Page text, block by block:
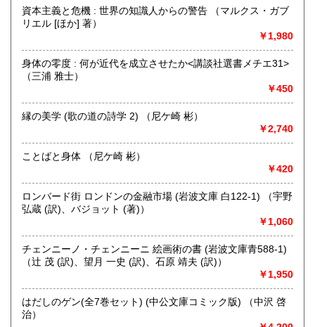
にお問い合わせください。出張費は、無料です。
哲学宗教、歴史、社会科学、自然科学、美術工芸、趣味、外
国書、サブカルチャー、古書一般（その他）
オールジャンル
資本主義と危機 : 世界の知識人からの警告 （マルクス・ガブ
リエル [ほか] 著）
￥1,980
身体の零度 : 何が近代を成立させたか<講談社選書メチエ31>
（三浦 雅士）
￥450
縁の美学 (歌の道の詩学 2) （尼ケ崎 彬）
￥2,740
ことばと身体 （尼ケ崎 彬）
￥420
ロンバード街 ロンドンの金融市場 (岩波文庫 白122-1) （宇野
弘蔵 (訳)、バジョット (著)）
￥1,060
チェンニーノ・チェンニーニ 絵画術の書 (岩波文庫青588-1)
（辻 茂 (訳)、望月 一史 (訳)、石原 靖夫 (訳)）
￥1,950
はだしのゲン(全7巻セット) (中公文庫コミック版) （中沢 啓
治）